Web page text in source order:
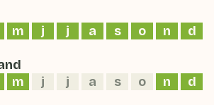
m j j a s o n d
m j j a s o n d